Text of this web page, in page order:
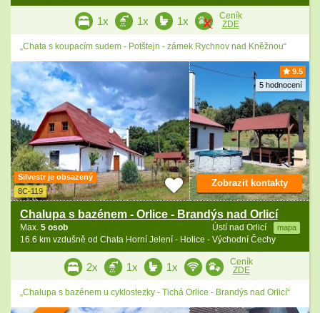
1x 1x 1x
Ceník
ZDE
„Chata s koupacím sudem - Potštejn - zámek Rychnov nad Kněžnou“
9.5
5 hodnocení
Silvestr je obsazený
8C-119
Chalupa s bazénem - Orlice - Brandýs nad Orlicí
Ústí nad Orlicí mapa
Max. 5 osob
16.6 km vzdušně od Chata Horní Jelení - Holice - Východní Čechy
Zobrazit kontakty
2x 1x 1x
Ceník
ZDE
„Chalupa s bazénem u cyklostezky - Tichá Orlice - Brandýs nad Orlicí“